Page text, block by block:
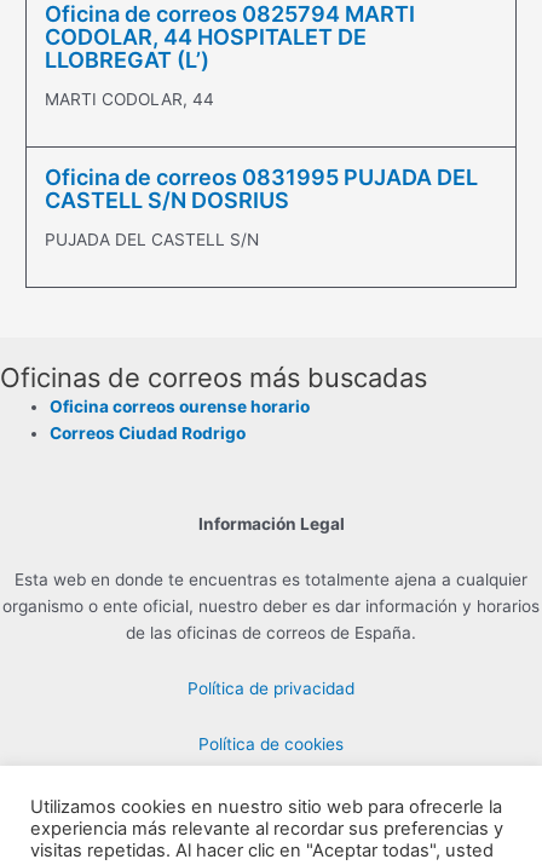
Oficina de correos 0825794 MARTI
CODOLAR, 44 HOSPITALET DE
LLOBREGAT (L’)
MARTI CODOLAR, 44
Oficina de correos 0831995 PUJADA DEL
CASTELL S/N DOSRIUS
PUJADA DEL CASTELL S/N
Oficinas de correos más buscadas
Oficina correos ourense horario
Correos Ciudad Rodrigo
Información Legal
Esta web en donde te encuentras es totalmente ajena a cualquier
organismo o ente oficial, nuestro deber es dar información y horarios
de las oficinas de correos de España.
Política de privacidad
Política de cookies
Contacto para Publicidad en info@horarioscorreos.com
Utilizamos cookies en nuestro sitio web para ofrecerle la
experiencia más relevante al recordar sus preferencias y
visitas repetidas. Al hacer clic en "Aceptar todas", usted